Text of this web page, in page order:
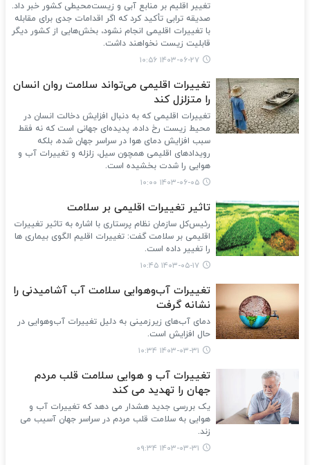
تغییر اقلیم بر منابع آبی و زیست‌محیطی کشور خبر داد.
صدیقه ترابی تأکید کرد که اگر اقدامات جدی برای مقابله
با تغییرات اقلیمی انجام نشود، بخش‌هایی از کشور دیگر
قابلیت زیست نخواهند داشت.
۱۴۰۳-۰۶-۲۷ ۱۰:۵۶
تغییرات اقلیمی می‌تواند سلامت روان انسان
را متزلزل کند
تغییرات اقلیمی که به دنبال افزایش دخالت انسان در
محیط زیست رخ داده، پدیده‌ای جهانی است که نه فقط
سبب افزایش دمای هوا در سراسر جهان شده، بلکه
رویدادهای اقلیمی همچون سیل، زلزله و تغییرات آب و
هوایی را شدت بخشیده است.
۱۴۰۳-۰۶-۰۵ ۱۰:۰۰
تاثیر تغییرات اقلیمی بر سلامت
رئیس‌کل سازمان نظام پرستاری با اشاره به تاثیر تغییرات
اقلیمی بر سلامت گفت: تغییرات اقلیم الگوی بیماری ها
را تغییر داده است.
۱۴۰۳-۰۵-۱۷ ۱۰:۴۵
تغییرات آب‌وهوایی سلامت آب آشامیدنی را
نشانه گرفت
دمای آب‌های زیرزمینی به دلیل تغییرات آب‌وهوایی در
حال افزایش است.
۱۴۰۳-۰۳-۳۱ ۱۰:۳۴
تغییرات آب و هوایی سلامت قلب مردم
جهان را تهدید می کند
یک بررسی جدید هشدار می دهد که تغییرات آب و
هوایی به سلامت قلب مردم در سراسر جهان آسیب می
زند.
۱۴۰۳-۰۳-۳۱ ۰۹:۳۴